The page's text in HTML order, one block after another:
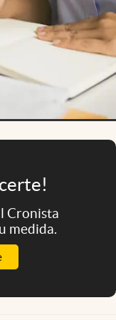
Cronista
medida.